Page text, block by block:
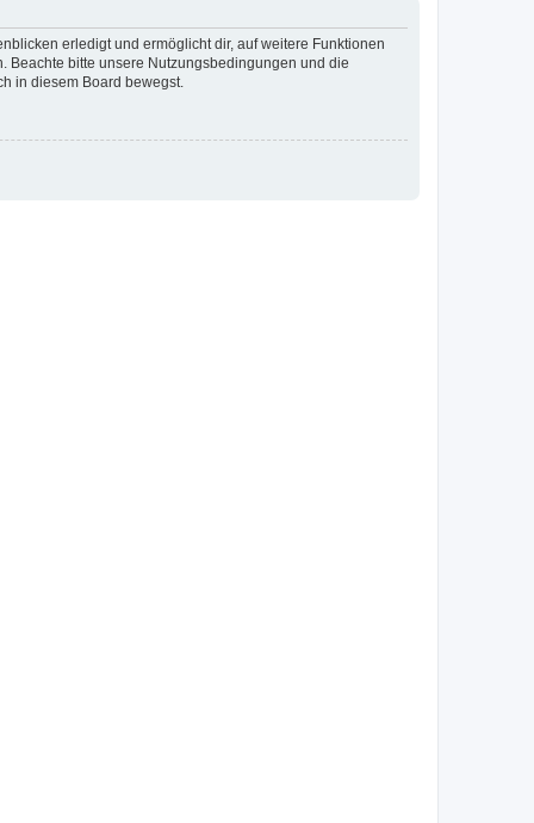
erledigt und ermöglicht dir, auf weitere Funktionen
Beachte bitte unsere Nutzungsbedingungen und die
in diesem Board bewegst.